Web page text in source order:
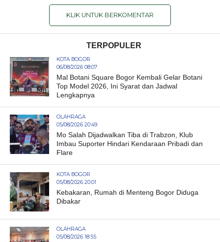
KLIK UNTUK BERKOMENTAR
TERPOPULER
KOTA BOGOR
06/08/2026 08:07
Mal Botani Square Bogor Kembali Gelar Botani
Top Model 2026, Ini Syarat dan Jadwal
Lengkapnya
OLAHRAGA
05/08/2026 20:49
Mo Salah Dijadwalkan Tiba di Trabzon, Klub
Imbau Suporter Hindari Kendaraan Pribadi dan
Flare
KOTA BOGOR
05/08/2026 20:01
Kebakaran, Rumah di Menteng Bogor Diduga
Dibakar
OLAHRAGA
05/08/2026 18:55